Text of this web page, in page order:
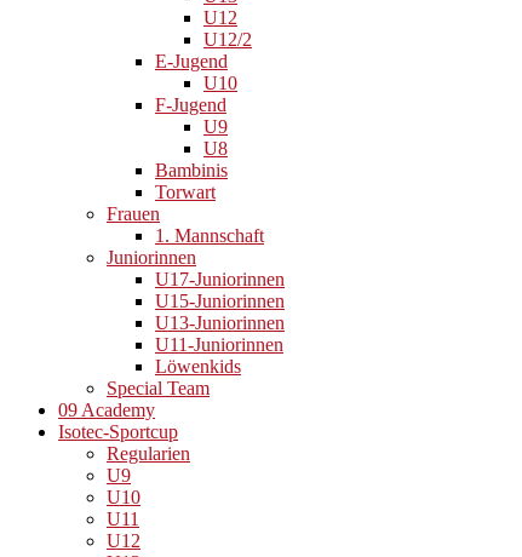
U12
U12/2
E-Jugend
U10
F-Jugend
U9
U8
Bambinis
Torwart
Frauen
1. Mannschaft
Juniorinnen
U17-Juniorinnen
U15-Juniorinnen
U13-Juniorinnen
U11-Juniorinnen
Löwenkids
Special Team
09 Academy
Isotec-Sportcup
Regularien
U9
U10
U11
U12